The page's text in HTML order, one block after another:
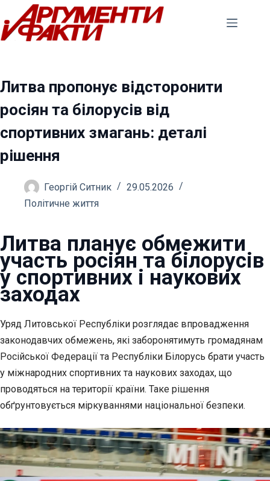
Перейти
до
вмісту
Литва пропонує відсторонити
росіян та білорусів від
спортивних змагань: деталі
рішення
Георгій Ситник
29.05.2026
Політичне життя
Литва планує обмежити
участь росіян та білорусів
у спортивних і наукових
заходах
Уряд Литовської Республіки розглядає впровадження
законодавчих обмежень, які заборонятимуть громадянам
Російської Федерації та Республіки Білорусь брати участь
у міжнародних спортивних та наукових заходах, що
проводяться на території країни. Таке рішення
обґрунтовується міркуваннями національної безпеки.